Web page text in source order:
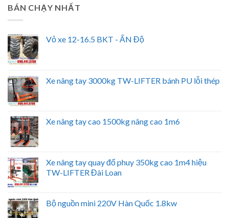
BÁN CHẠY NHẤT
Vỏ xe 12-16.5 BKT - ẤN Độ
Xe nâng tay 3000kg TW-LIFTER bánh PU lỗi thép
Xe nâng tay cao 1500kg nâng cao 1m6
Xe nâng tay quay đổ phuy 350kg cao 1m4 hiệu
TW-LIFTER Đài Loan
Bộ nguồn mini 220V Hàn Quốc 1.8kw